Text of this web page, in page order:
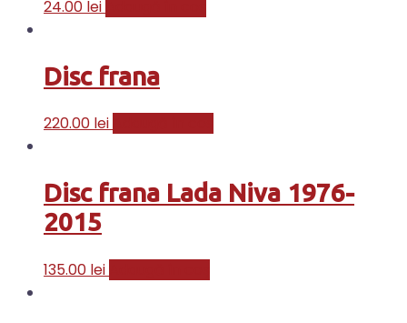
24.00 lei
Disc frana
220.00 lei
Disc frana Lada Niva 1976-
2015
135.00 lei